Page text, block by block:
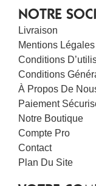
NOTRE
Livraison
Mentions Légales
Conditions
Conditions
À Propos De
Paiement
Notre Boutique
Compte Pro
Contact
Plan Du Site